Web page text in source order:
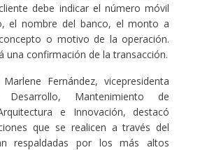
debe indicar el número móvil
el nombre del banco, el monto a
o motivo de la operación.
una confirmación de la transacción.
Fernández, vicepresidenta
Mantenimiento de
e Innovación, destacó
que se realicen a través del
respaldadas por los más altos